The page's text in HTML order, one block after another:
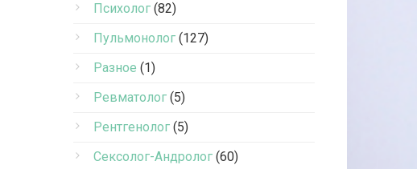
Психолог (82)
Пульмонолог (127)
Разное (1)
Ревматолог (5)
Рентгенолог (5)
Сексолог-Андролог (60)